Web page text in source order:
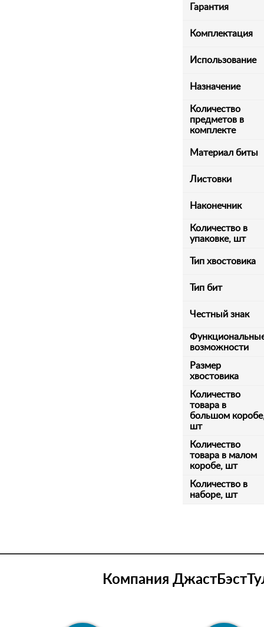
Гарантия
Комплектация
Использование
Назначение
Количество
предметов в
комплекте
Материал биты
Листовки
Наконечник
Количество в
упаковке, шт
Тип хвостовика
Тип бит
Честный знак
возможности
Размер
хвостовика
Количество
товара в
большом
шт
Количество
товара в малом
коробе, шт
Количество в
наборе, шт
Компания